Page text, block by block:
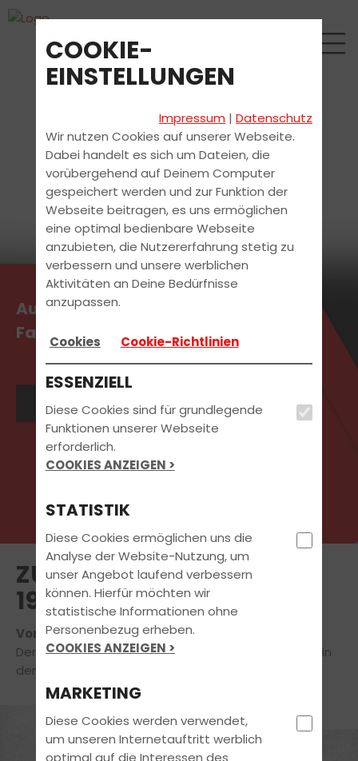
Aufbauseminar für
Fahranfänger (ASF) 10.08.2026
Jetzt anmelden
ZUSATZUNTERRICHT KL.
196/AM/A1/A2/A
Voraussichtlicher Termin am 28.11.2026
Der Zusatzunterricht findet von 10:00 Uhr - 13:00 Uhr in
der Stiftsallee 52 in Minden statt.
COOKIE-
EINSTELLUNGEN
Impressum |Datenschutz
Wir nutzen Cookies auf unserer Webseite.
Dabei handelt es sich um Dateien, die
vorübergehend auf Deinem Computer
gespeichert werden und zur Funktion der
Webseite beitragen, es uns ermöglichen
eine optimal bedienbare Webseite
anzubieten, die Nutzererfahrung stetig zu
verbessern und unsere werblichen
Aktivitäten an Deine Bedürfnisse
anzupassen.
Cookies Cookie-Richtlinien
ESSENZIELL
Diese Cookies sind für grundlegende
Funktionen unserer Webseite
erforderlich.
COOKIES ANZEIGEN >
STATISTIK
Diese Cookies ermöglichen uns die
Analyse der Website-Nutzung, um
unser Angebot laufend verbessern
können. Hierfür möchten wir
statistische Informationen ohne
Personenbezug erheben.
COOKIES ANZEIGEN >
MARKETING
Diese Cookies werden verwendet,
um unseren Internetauftritt werblich
optimal auf die Interessen des